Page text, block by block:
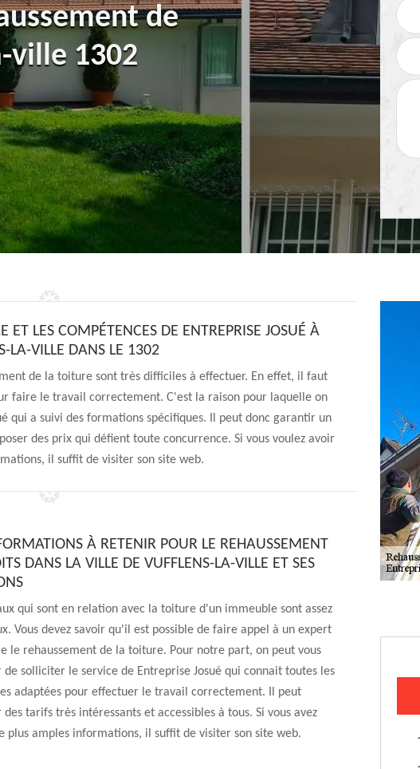
de
ville 1302
ET LES COMPÉTENCES DE ENTREPRISE JOSUÉ À
LA-VILLE DANS LE 1302
de la toiture sont très difficiles à effectuer. En effet, il faut
faire le travail correctement. C'est la raison pour laquelle on
qui a suivi des formations spécifiques. Il peut donc garantir un
des prix qui défient toute concurrence. Si vous voulez avoir
il suffit de visiter son site web.
À RETENIR POUR LE REHAUSSEMENT
DANS LA VILLE DE VUFFLENS-LA-VILLE ET SES
qui sont en relation avec la toiture d'un immeuble sont assez
Vous devez savoir qu'il est possible de faire appel à un expert
le rehaussement de la toiture. Pour notre part, on peut vous
de solliciter le service de Entreprise Josué qui connait toutes les
adaptées pour effectuer le travail correctement. Il peut
des tarifs très intéressants et accessibles à tous. Si vous avez
plus amples informations, il suffit de visiter son site web.